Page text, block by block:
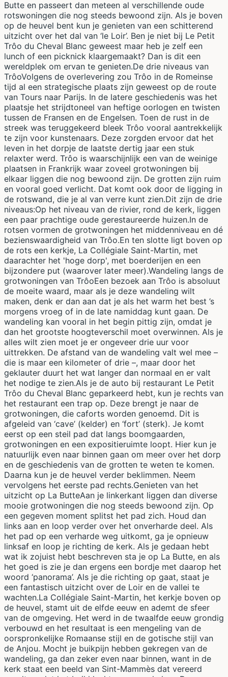
Butte en passeert dan meteen al verschillende oude
rotswoningen die nog steeds bewoond zijn. Als je boven
op de heuvel bent kun je genieten van een schitterend
uitzicht over het dal van ‘le Loir’. Ben je niet bij Le Petit
Trôo du Cheval Blanc geweest maar heb je zelf een
lunch of een picknick klaargemaakt? Dan is dit een
wereldplek om ervan te genieten.De drie niveaus van
TrôoVolgens de overlevering zou Trôo in de Romeinse
tijd al een strategische plaats zijn geweest op de route
van Tours naar Parijs. In de latere geschiedenis was het
plaatsje het strijdtoneel van heftige oorlogen en twisten
tussen de Fransen en de Engelsen. Toen de rust in de
streek was teruggekeerd bleek Trôo vooral aantrekkelijk
te zijn voor kunstenaars. Deze zorgden ervoor dat het
leven in het dorpje de laatste dertig jaar een stuk
relaxter werd. Trôo is waarschijnlijk een van de weinige
plaatsen in Frankrijk waar zoveel grotwoningen bij
elkaar liggen die nog bewoond zijn. De grotten zijn ruim
en vooral goed verlicht. Dat komt ook door de ligging in
de rotswand, die je al van verre kunt zien.Dit zijn de drie
niveaus:Op het niveau van de rivier, rond de kerk, liggen
een paar prachtige oude gerestaureerde huizen.In de
rotsen vormen de grotwoningen het middenniveau en dé
bezienswaardigheid van Trôo.En ten slotte ligt boven op
de rots een kerkje, La Collégiale Saint-Martin, met
daarachter het 'hoge dorp', met boerderijen en een
bijzondere put (waarover later meer).Wandeling langs de
grotwoningen van TrôoEen bezoek aan Trôo is absoluut
de moeite waard, maar als je deze wandeling wilt
maken, denk er dan aan dat je als het warm het best ’s
morgens vroeg of in de late namiddag kunt gaan. De
wandeling kan vooral in het begin pittig zijn, omdat je
dan het grootste hoogteverschil moet overwinnen. Als je
alles wilt zien moet je er ongeveer drie uur voor
uittrekken. De afstand van de wandeling valt wel mee –
die is maar een kilometer of drie –, maar door het
geklauter duurt het wat langer dan normaal en er valt
het nodige te zien.Als je de auto bij restaurant Le Petit
Trôo du Cheval Blanc geparkeerd hebt, kun je rechts van
het restaurant een trap op. Deze brengt je naar de
grotwoningen, die caforts worden genoemd. Dit is
afgeleid van ‘cave’ (kelder) en ‘fort’ (sterk). Je komt
eerst op een steil pad dat langs boomgaarden,
grotwoningen en een expositieruimte loopt. Hier kun je
natuurlijk even naar binnen gaan om meer over het dorp
en de geschiedenis van de grotten te weten te komen.
Daarna kun je de heuvel verder beklimmen. Neem
vervolgens het eerste pad rechts.Genieten van het
uitzicht op La ButteAan je linkerkant liggen dan diverse
mooie grotwoningen die nog steeds bewoond zijn. Op
een gegeven moment splitst het pad zich. Houd dan
links aan en loop verder over het onverharde deel. Als
het pad op een verharde weg uitkomt, ga je opnieuw
linksaf en loop je richting de kerk. Als je gedaan hebt
wat ik zojuist hebt beschreven sta je op La Butte, en als
het goed is zie je dan ergens een bordje met daarop het
woord ‘panorama’. Als je die richting op gaat, staat je
een fantastisch uitzicht over de Loir en de vallei te
wachten.La Collégiale Saint-Martin, het kerkje boven op
de heuvel, stamt uit de elfde eeuw en ademt de sfeer
van de omgeving. Het werd in de twaalfde eeuw grondig
verbouwd en het resultaat is een mengeling van de
oorspronkelijke Romaanse stijl en de gotische stijl van
de Anjou. Mocht je buikpijn hebben gekregen van de
wandeling, ga dan zeker even naar binnen, want in de
kerk staat een beeld van Sint-Mammès dat vereerd